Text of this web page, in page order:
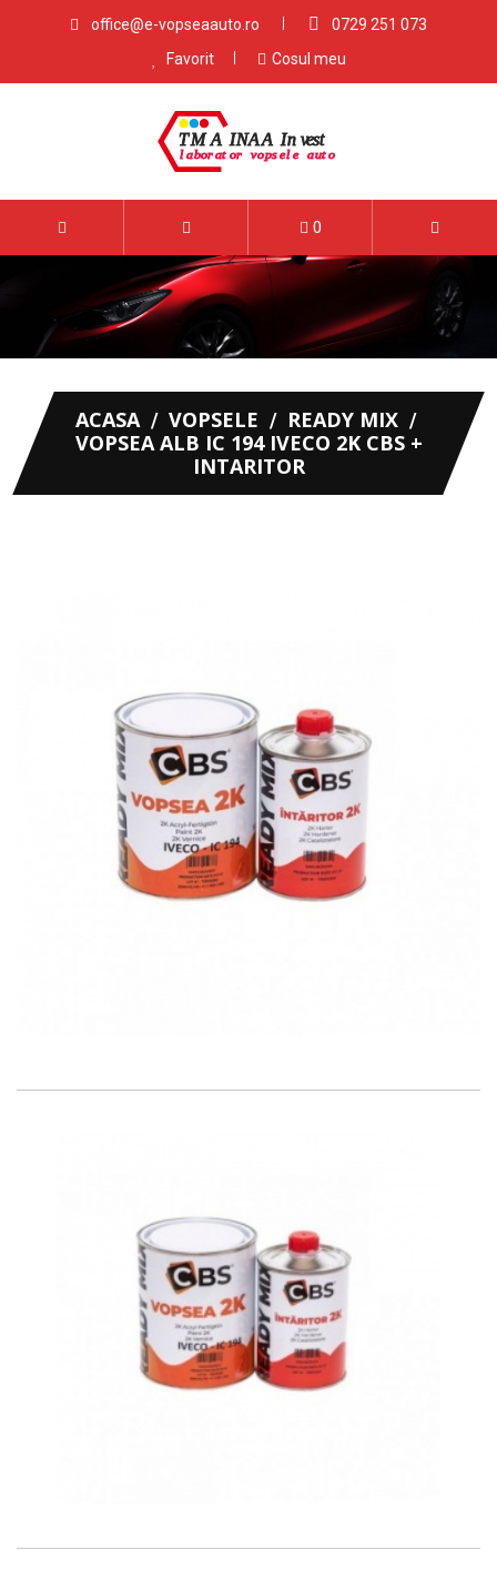
office@e-vopseaauto.ro
0729 251 073
Favorit
Cosul meu
0
ACASA VOPSELE
READY MIX
VOPSEA ALB IC 194 IVECO 2K CBS +
INTARITOR